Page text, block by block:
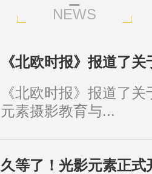
NEWS
《北欧时报》报道了
《北欧时报》报道了
元素摄影教育与...
久等了！光影元素正式